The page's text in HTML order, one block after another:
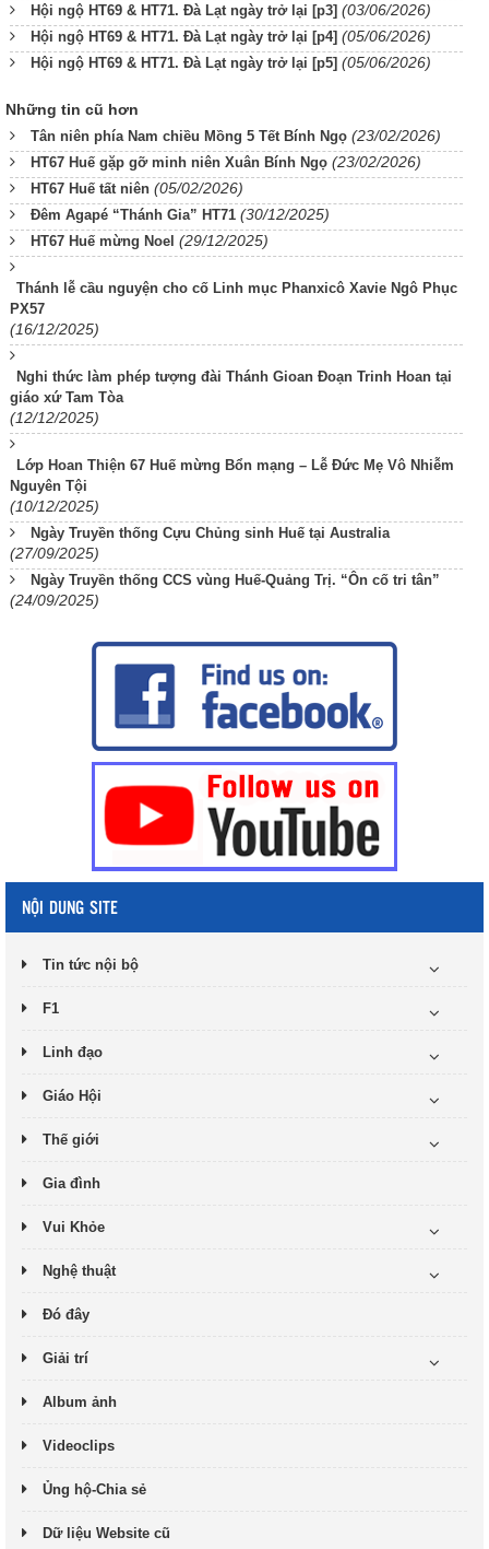
Hội ngộ HT69 & HT71. Đà Lạt ngày trở lại [p3] (03/06/2026)
Hội ngộ HT69 & HT71. Đà Lạt ngày trở lại [p4] (05/06/2026)
Hội ngộ HT69 & HT71. Đà Lạt ngày trở lại [p5] (05/06/2026)
Những tin cũ hơn
Tân niên phía Nam chiều Mồng 5 Tết Bính Ngọ (23/02/2026)
HT67 Huế gặp gỡ minh niên Xuân Bính Ngọ (23/02/2026)
HT67 Huế tất niên (05/02/2026)
Đêm Agapé “Thánh Gia” HT71 (30/12/2025)
HT67 Huế mừng Noel (29/12/2025)
Thánh lễ cầu nguyện cho cố Linh mục Phanxicô Xavie Ngô Phục
PX57
(16/12/2025)
Nghi thức làm phép tượng đài Thánh Gioan Đoạn Trinh Hoan tại
giáo xứ Tam Tòa
(12/12/2025)
Lớp Hoan Thiện 67 Huế mừng Bổn mạng – Lễ Đức Mẹ Vô Nhiễm
Nguyên Tội
(10/12/2025)
Ngày Truyền thống Cựu Chủng sinh Huế tại Australia
(27/09/2025)
Ngày Truyền thống CCS vùng Huế-Quảng Trị. “Ôn cố tri tân”
(24/09/2025)
NỘI DUNG SITE
Tin tức nội bộ
F1
Linh đạo
Giáo Hội
Thế giới
Gia đình
Vui Khỏe
Nghệ thuật
Đó đây
Giải trí
Album ảnh
Videoclips
Ủng hộ-Chia sẻ
Dữ liệu Website cũ